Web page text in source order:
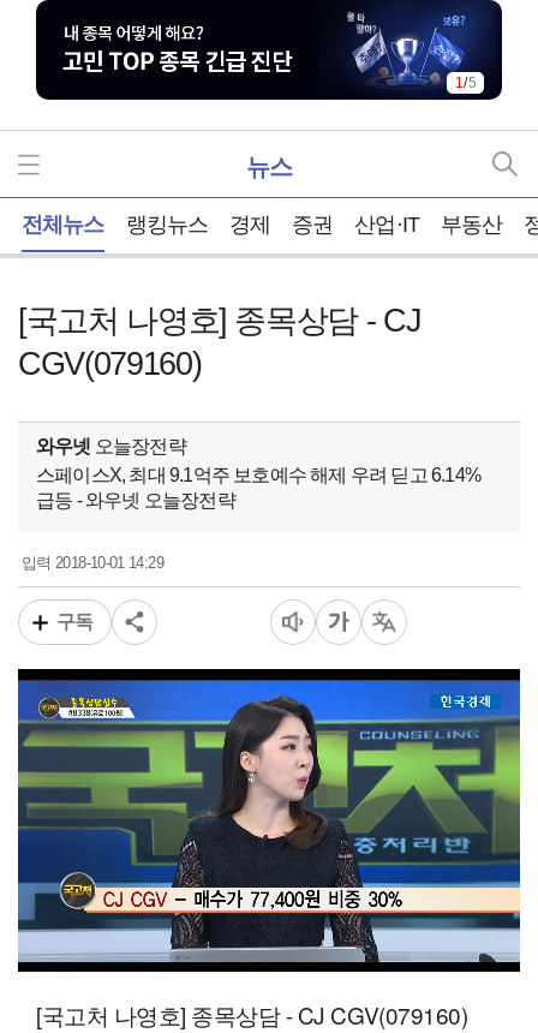
1/5
뉴스
전체뉴스 랭킹뉴스 경제 증권 산업·IT 부동산
[국고처 나영호] 종목상담 - CJ
CGV(079160)
와우넷 오늘장전략
스페이스X, 최대 9.1억주 보호예수 해제 우려 딛고 6.14%
급등 - 와우넷 오늘장전략
입력2018-10-01 14:29
구독
02:32 일반배속
[국고처 나영호] 종목상담 - CJ CGV(079160)